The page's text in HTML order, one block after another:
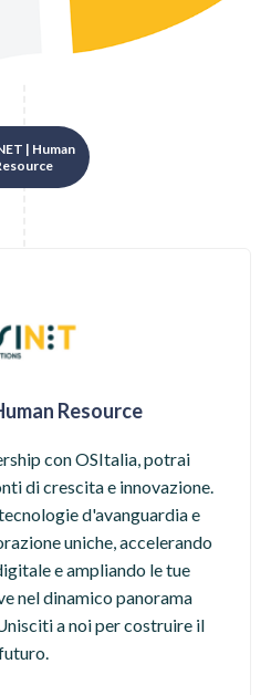
| Human
Resource
con OSItalia, potrai
di crescita e innovazione.
d'avanguardia e
uniche, accelerando
e ampliando le tue
nel dinamico panorama
a noi per costruire il